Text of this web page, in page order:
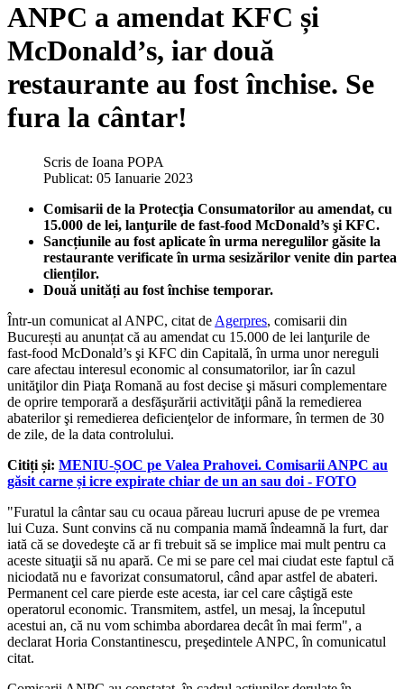
ANPC a amendat KFC și
McDonald’s, iar două
restaurante au fost închise. Se
fura la cântar!
Scris de Ioana POPA
Publicat: 05 Ianuarie 2023
Comisarii de la Protecţia Consumatorilor au amendat, cu
15.000 de lei, lanţurile de fast-food McDonald’s şi KFC.
Sancțiunile au fost aplicate în urma neregulilor găsite la
restaurante verificate în urma sesizărilor venite din partea
clienților.
Două unități au fost închise temporar.
Într-un comunicat al ANPC, citat de Agerpres, comisarii din
București au anunțat că au amendat cu 15.000 de lei lanţurile de
fast-food McDonald’s şi KFC din Capitală, în urma unor nereguli
care afectau interesul economic al consumatorilor, iar în cazul
unităţilor din Piaţa Romană au fost decise şi măsuri complementare
de oprire temporară a desfăşurării activităţii până la remedierea
abaterilor şi remedierea deficienţelor de informare, în termen de 30
de zile, de la data controlului.
Citiți și: MENIU-ȘOC pe Valea Prahovei. Comisarii ANPC au
găsit carne și icre expirate chiar de un an sau doi - FOTO
"Furatul la cântar sau cu ocaua păreau lucruri apuse de pe vremea
lui Cuza. Sunt convins că nu compania mamă îndeamnă la furt, dar
iată că se dovedeşte că ar fi trebuit să se implice mai mult pentru ca
aceste situaţii să nu apară. Ce mi se pare cel mai ciudat este faptul că
niciodată nu e favorizat consumatorul, când apar astfel de abateri.
Permanent cel care pierde este acesta, iar cel care câştigă este
operatorul economic. Transmitem, astfel, un mesaj, la începutul
acestui an, că nu vom schimba abordarea decât în mai ferm", a
declarat Horia Constantinescu, preşedintele ANPC, în comunicatul
citat.